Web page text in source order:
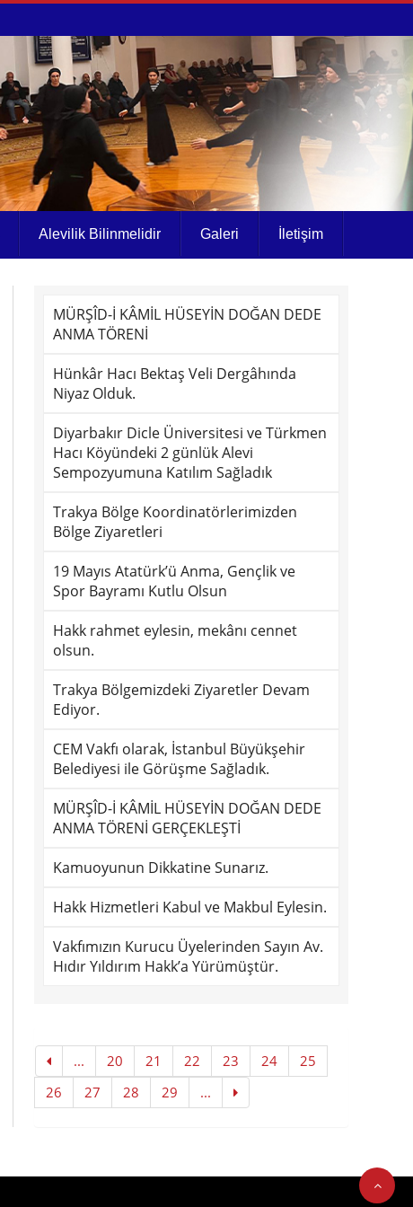
Alevilik Bilinmelidir Galeri İletişim
MÜRŞÎD-İ KÂMİL HÜSEYİN DOĞAN DEDE
ANMA TÖRENİ
Hünkâr Hacı Bektaş Veli Dergâhında
Niyaz Olduk.
Diyarbakır Dicle Üniversitesi ve Türkmen
Hacı Köyündeki 2 günlük Alevi
Sempozyumuna Katılım Sağladık
Trakya Bölge Koordinatörlerimizden
Bölge Ziyaretleri
19 Mayıs Atatürk’ü Anma, Gençlik ve
Spor Bayramı Kutlu Olsun
Hakk rahmet eylesin, mekânı cennet
olsun.
Trakya Bölgemizdeki Ziyaretler Devam
Ediyor.
CEM Vakfı olarak, İstanbul Büyükşehir
Belediyesi ile Görüşme Sağladık.
MÜRŞÎD-İ KÂMİL HÜSEYİN DOĞAN DEDE
ANMA TÖRENİ GERÇEKLEŞTİ
Kamuoyunun Dikkatine Sunarız.
Hakk Hizmetleri Kabul ve Makbul Eylesin.
Vakfımızın Kurucu Üyelerinden Sayın Av.
Hıdır Yıldırım Hakk’a Yürümüştür.
... 20 21 22 23 24
25
26
27 28 29 ...